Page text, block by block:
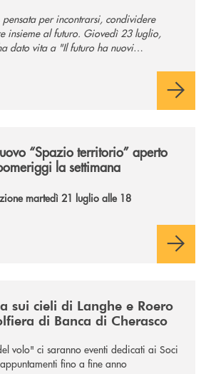
pensata per incontrarsi, condividere
insieme al futuro. Giovedì 23 luglio,
dato vita a "Il futuro ha nuovi
“Spazio territorio” aperto
la settimana
martedì 21 luglio alle 18
sui cieli di Langhe e Roero
di Banca di Cherasco
volo" ci saranno eventi dedicati ai Soci
fino a fine anno